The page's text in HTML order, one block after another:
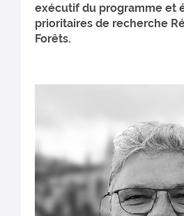
exécutif du programme et
prioritaires de recherche
Forêts.